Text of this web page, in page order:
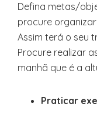
Defina metas/
procure
Assim terá o seu
Procure realizar
manhã que é a
Praticar